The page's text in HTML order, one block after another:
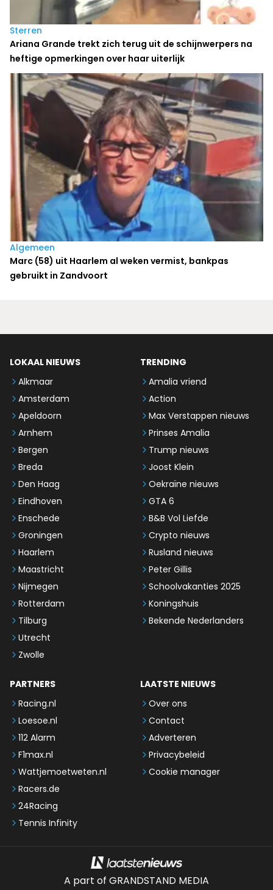
Sterren
Ariana Grande trekt zich terug uit de schijnwerpers na
heftige opmerkingen over haar uiterlijk
Algemeen
Marc (58) uit Haarlem al weken vermist, bankpas
gebruikt in Zandvoort
LOKAAL NIEUWS
Alkmaar
Amsterdam
Apeldoorn
Arnhem
Bergen
Breda
Den Haag
Eindhoven
Enschede
Groningen
Haarlem
Maastricht
Nijmegen
Rotterdam
Tilburg
Utrecht
Zwolle
TRENDING
Amalia vriend
Action
Max Verstappen nieuws
Prinses Amalia
Trump nieuws
Joost Klein
Oekraïne nieuws
GTA 6
B&B Vol Liefde
Crypto nieuws
Rusland nieuws
Peter Gillis
Schoolvakanties 2025
Koningshuis
Bekende Nederlanders
PARTNERS
Racing.nl
Loesoe.nl
112 Alarm
F1max.nl
Wattjemoetweten.nl
Racers.de
24Racing
Tennis Infinity
LAATSTE NIEUWS
Over ons
Contact
Adverteren
Privacybeleid
Cookie manager
A part of GRANDSTAND MEDIA